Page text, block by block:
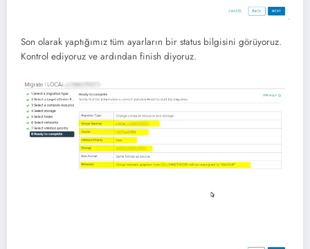
Son olarak yaptığımız tüm ayarların bir status bilgisini görüyoruz.
Kontrol ediyoruz ve ardından finish diyoruz.